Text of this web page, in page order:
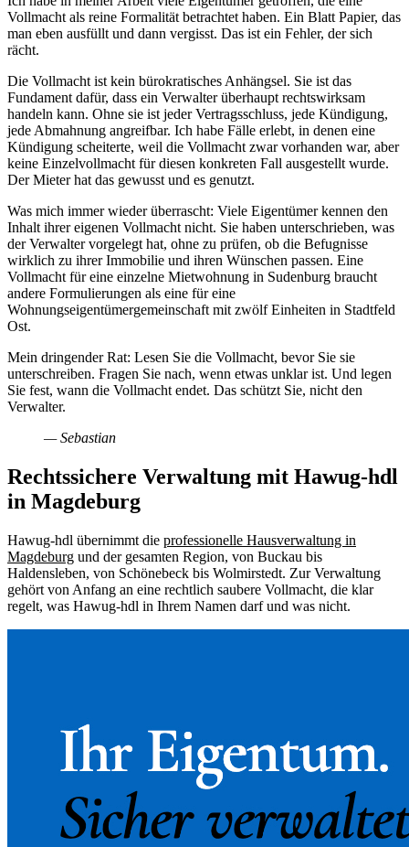
Vollmacht als reine Formalität betrachtet haben. Ein Blatt Papier, das
man eben ausfüllt und dann vergisst. Das ist ein Fehler, der sich
rächt.
Die Vollmacht ist kein bürokratisches Anhängsel. Sie ist das
Fundament dafür, dass ein Verwalter überhaupt rechtswirksam
handeln kann. Ohne sie ist jeder Vertragsschluss, jede Kündigung,
jede Abmahnung angreifbar. Ich habe Fälle erlebt, in denen eine
Kündigung scheiterte, weil die Vollmacht zwar vorhanden war, aber
keine Einzelvollmacht für diesen konkreten Fall ausgestellt wurde.
Der Mieter hat das gewusst und es genutzt.
Was mich immer wieder überrascht: Viele Eigentümer kennen den
Inhalt ihrer eigenen Vollmacht nicht. Sie haben unterschrieben, was
der Verwalter vorgelegt hat, ohne zu prüfen, ob die Befugnisse
wirklich zu ihrer Immobilie und ihren Wünschen passen. Eine
Vollmacht für eine einzelne Mietwohnung in Sudenburg braucht
andere Formulierungen als eine für eine
Wohnungseigentümergemeinschaft mit zwölf Einheiten in Stadtfeld
Ost.
Mein dringender Rat: Lesen Sie die Vollmacht, bevor Sie sie
unterschreiben. Fragen Sie nach, wenn etwas unklar ist. Und legen
Sie fest, wann die Vollmacht endet. Das schützt Sie, nicht den
Verwalter.
— Sebastian
Rechtssichere Verwaltung mit Hawug-hdl
in Magdeburg
Hawug-hdl übernimmt die professionelle Hausverwaltung in
Magdeburg und der gesamten Region, von Buckau bis
Haldensleben, von Schönebeck bis Wolmirstedt. Zur Verwaltung
gehört von Anfang an eine rechtlich saubere Vollmacht, die klar
regelt, was Hawug-hdl in Ihrem Namen darf und was nicht.